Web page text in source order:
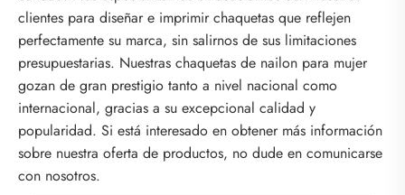
clientes para diseñar e imprimir chaquetas que reflejen
perfectamente su marca, sin salirnos de sus limitaciones
presupuestarias. Nuestras chaquetas de nailon para mujer
gozan de gran prestigio tanto a nivel nacional como
internacional, gracias a su excepcional calidad y
popularidad. Si está interesado en obtener más información
sobre nuestra oferta de productos, no dude en comunicarse
con nosotros.